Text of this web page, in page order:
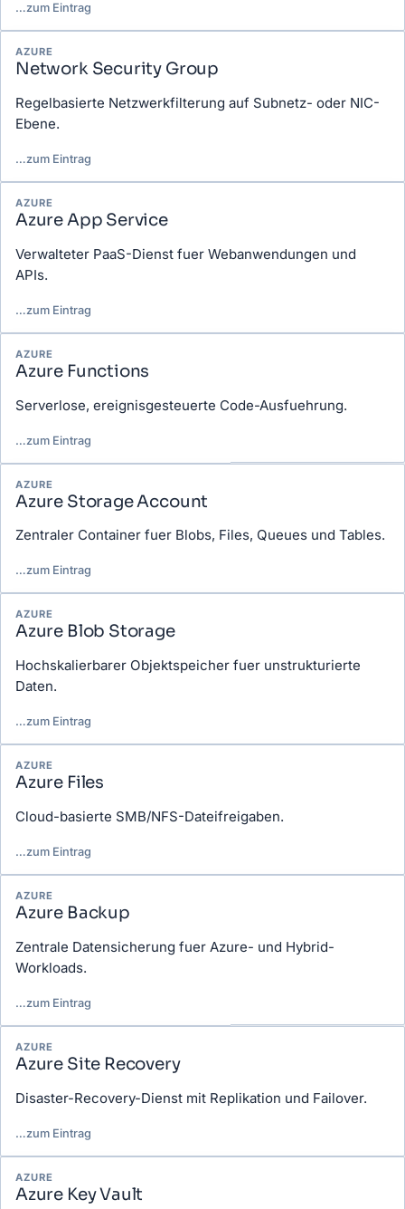
…zum Eintrag
AZURE
Network Security Group
Regelbasierte Netzwerkfilterung auf Subnetz- oder NIC-
Ebene.
…zum Eintrag
AZURE
Azure App Service
Verwalteter PaaS-Dienst fuer Webanwendungen und
APIs.
…zum Eintrag
AZURE
Azure Functions
Serverlose, ereignisgesteuerte Code-Ausfuehrung.
…zum Eintrag
AZURE
Azure Storage Account
Zentraler Container fuer Blobs, Files, Queues und Tables.
…zum Eintrag
AZURE
Azure Blob Storage
Hochskalierbarer Objektspeicher fuer unstrukturierte
Daten.
…zum Eintrag
AZURE
Azure Files
Cloud-basierte SMB/NFS-Dateifreigaben.
…zum Eintrag
AZURE
Azure Backup
Zentrale Datensicherung fuer Azure- und Hybrid-
Workloads.
…zum Eintrag
AZURE
Azure Site Recovery
Disaster-Recovery-Dienst mit Replikation und Failover.
…zum Eintrag
AZURE
Azure Key Vault